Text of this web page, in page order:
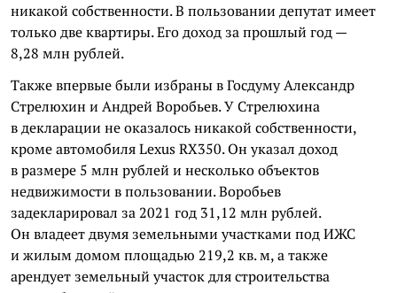
никакой собственности. В пользовании депутат имеет
только две квартиры. Его доход за прошлый год —
8,28 млн рублей.
Также впервые были избраны в Госдуму Александр
Стрелюхин и Андрей Воробьев. У Стрелюхина
в декларации не оказалось никакой собственности,
кроме автомобиля Lexus RX350. Он указал доход
в размере 5 млн рублей и несколько объектов
недвижимости в пользовании. Воробьев
задекларировал за 2021 год 31,12 млн рублей.
Он владеет двумя земельными участками под ИЖС
и жилым домом площадью 219,2 кв. м, а также
арендует земельный участок для строительства